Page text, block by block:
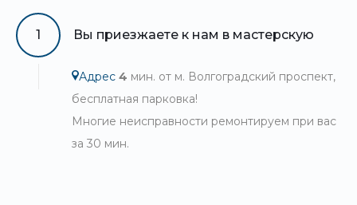
1 Вы приезжаете к нам в мастерскую
Адрес 4 мин. от м. Волгоградский проспект,
бесплатная парковка!
Многие неисправности ремонтируем при вас
за 30 мин.